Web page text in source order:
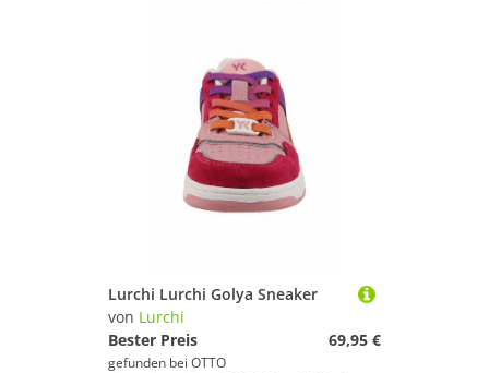
Lurchi Lurchi Golya Sneaker
von Lurchi
Bester Preis
69,95 €
gefunden bei OTTO